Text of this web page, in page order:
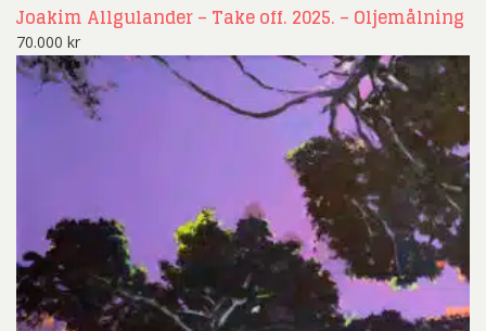
Joakim Allgulander – Take off. 2025. – Oljemålning
70.000 kr